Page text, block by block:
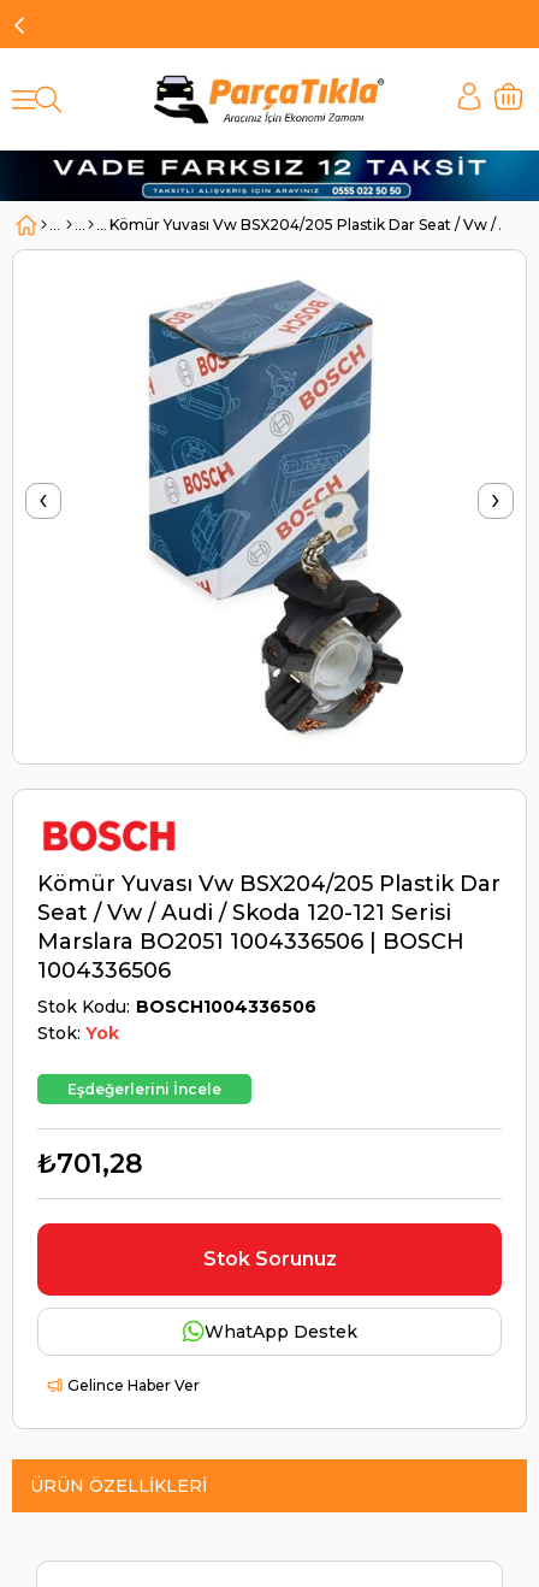
Kömür Yuvası Vw BSX204/205 Plastik Dar Seat / Vw / Audi
‹ ›
Kömür Yuvası Vw BSX204/205 Plastik Dar
Seat / Vw / Audi / Skoda 120-121 Serisi
Marslara BO2051 1004336506 | BOSCH
1004336506
Stok Kodu BOSCH1004336506
Stok: Yok
Eşdeğerlerini İncele
₺701,28
Stok Sorunuz
WhatApp Destek
Gelince Haber Ver
ÜRÜN ÖZELLIKLERI